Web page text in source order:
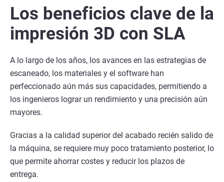
Los beneficios clave de la
impresión 3D con SLA
A lo largo de los años, los avances en las estrategias de
escaneado, los materiales y el software han
perfeccionado aún más sus capacidades, permitiendo a
los ingenieros lograr un rendimiento y una precisión aún
mayores.
Gracias a la calidad superior del acabado recién salido de
la máquina, se requiere muy poco tratamiento posterior, lo
que permite ahorrar costes y reducir los plazos de
entrega.